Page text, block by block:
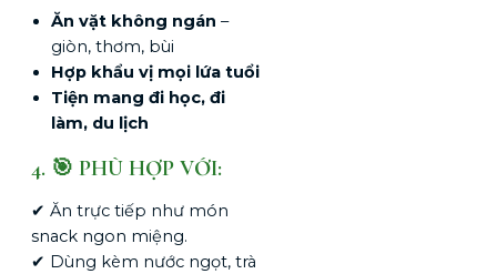
Ăn vặt không ngán –
giòn, thơm, bùi
Hợp khẩu vị mọi lứa tuổi
Tiện mang đi học, đi
làm, du lịch
4. 🎯 PHÙ HỢP VỚI:
✔ Ăn trực tiếp như món
snack ngon miệng.
✔ Dùng kèm nước ngọt, trà